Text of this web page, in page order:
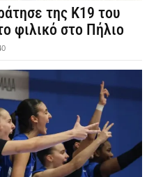
της Κ19 του
φιλικό στο Πήλιο